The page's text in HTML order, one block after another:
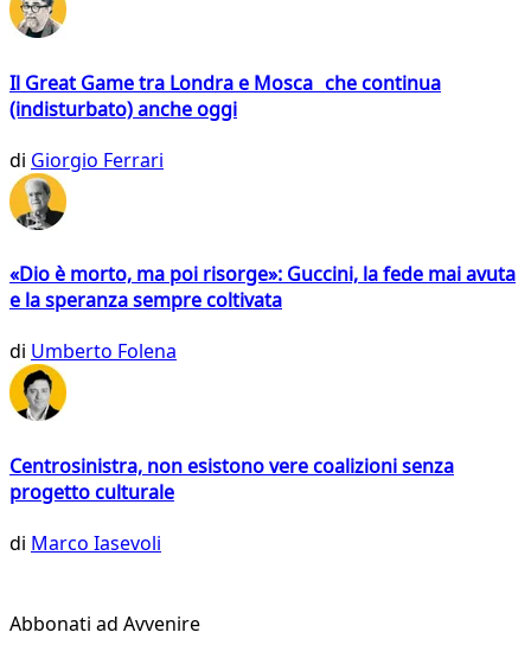
Il Great Game tra Londra e Mosca che continua
(indisturbato) anche oggi
di Giorgio Ferrari
«Dio è morto, ma poi risorge»: Guccini, la fede mai avuta
e la speranza sempre coltivata
di Umberto Folena
Centrosinistra, non esistono vere coalizioni senza
progetto culturale
di Marco Iasevoli
Abbonati ad Avvenire